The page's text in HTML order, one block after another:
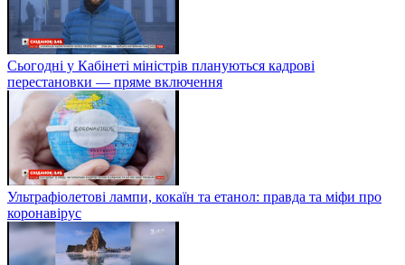
Сьогодні у Кабінеті міністрів плануються кадрові
перестановки — пряме включення
Ультрафіолетові лампи, кокаїн та етанол: правда та міфи про
коронавірус